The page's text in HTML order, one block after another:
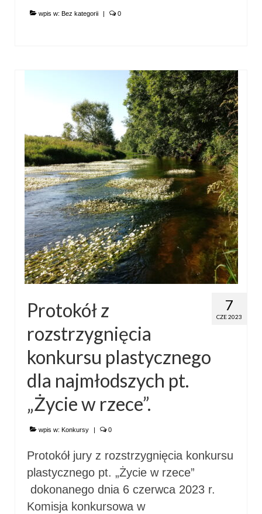
wpis w: Bez kategorii | 0
7
CZE 2023
Protokół z
rozstrzygnięcia
konkursu plastycznego
dla najmłodszych pt.
„Życie w rzece”.
wpis w: Konkursy | 0
Protokół jury z rozstrzygnięcia konkursu
plastycznego pt. „Życie w rzece”
dokonanego dnia 6 czerwca 2023 r.
Komisja konkursowa w